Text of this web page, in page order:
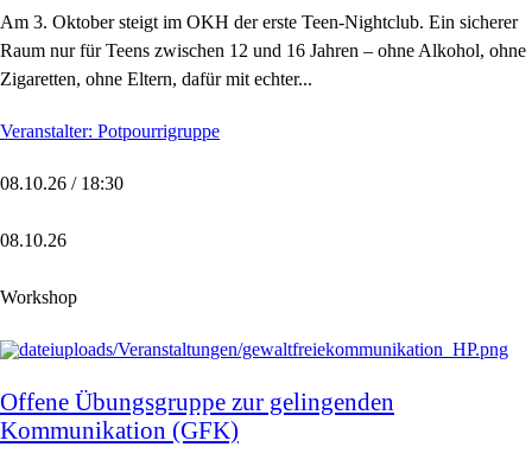
Am 3. Oktober steigt im OKH der erste Teen-Nightclub. Ein sicherer
Raum nur für Teens zwischen 12 und 16 Jahren – ohne Alkohol, ohne
Zigaretten, ohne Eltern, dafür mit echter...
Veranstalter: Potpourrigruppe
08.10.26 / 18:30
08.10.26
Workshop
Offene Übungsgruppe zur gelingenden
Kommunikation (GFK)